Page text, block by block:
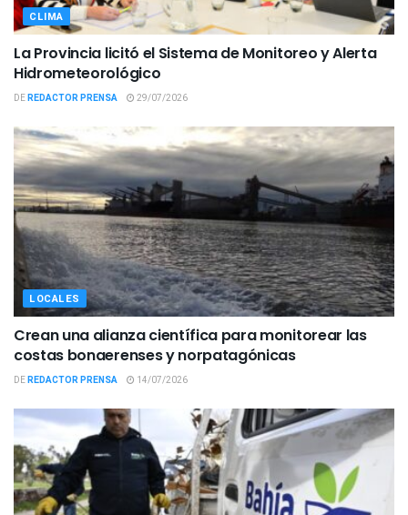
CLIMA
La Provincia licitó el Sistema de Monitoreo y Alerta
Hidrometeorológico
DEREDACTOR PRENSA 29/07/2026
LOCALES
Crean una alianza científica para monitorear las
costas bonaerenses y norpatagónicas
DEREDACTOR PRENSA 14/07/2026